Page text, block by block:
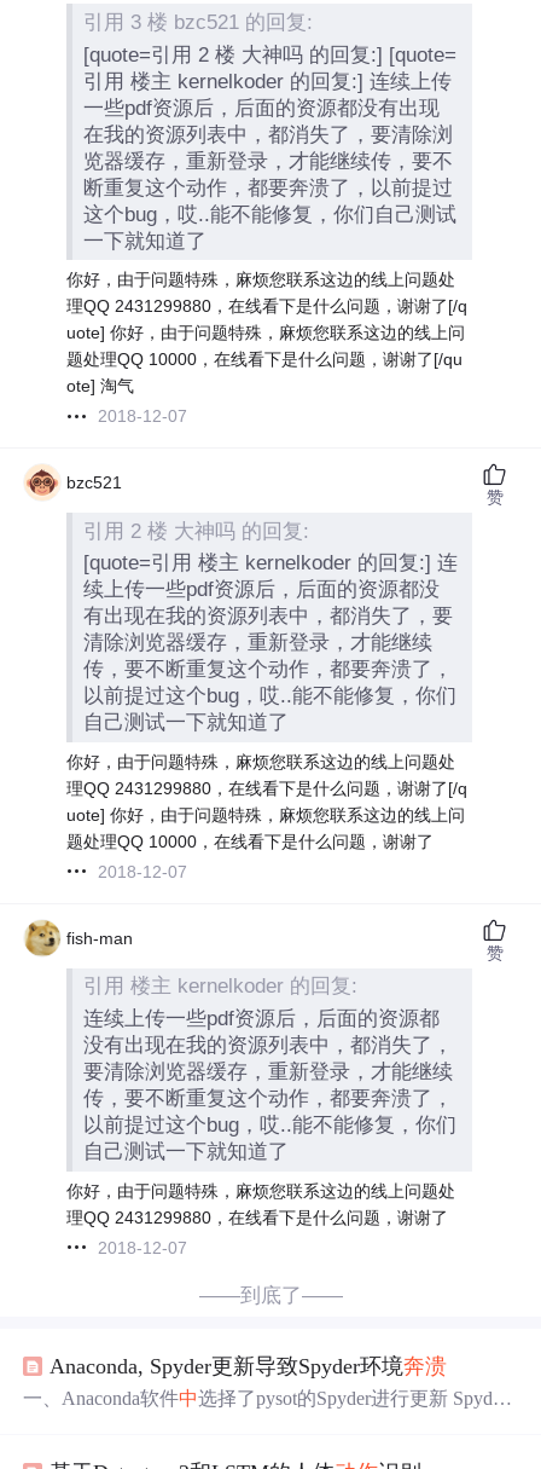
引用 3 楼 bzc521 的回复:
[quote=引用 2 楼 大神吗 的回复:] [quote=
引用 楼主 kernelkoder 的回复:] 连续上传
一些pdf资源后，后面的资源都没有出现
在我的资源列表中，都消失了，要清除浏
览器缓存，重新登录，才能继续传，要不
断重复这个动作，都要奔溃了，以前提过
这个bug，哎..能不能修复，你们自己测试
一下就知道了
你好，由于问题特殊，麻烦您联系这边的线上问题处
理QQ 2431299880，在线看下是什么问题，谢谢了[/q
uote] 你好，由于问题特殊，麻烦您联系这边的线上问
题处理QQ 10000，在线看下是什么问题，谢谢了[/qu
ote] 淘气
2018-12-07
bzc521
引用 2 楼 大神吗 的回复:
[quote=引用 楼主 kernelkoder 的回复:] 连
续上传一些pdf资源后，后面的资源都没
有出现在我的资源列表中，都消失了，要
清除浏览器缓存，重新登录，才能继续
传，要不断重复这个动作，都要奔溃了，
以前提过这个bug，哎..能不能修复，你们
自己测试一下就知道了
你好，由于问题特殊，麻烦您联系这边的线上问题处
理QQ 2431299880，在线看下是什么问题，谢谢了[/q
uote] 你好，由于问题特殊，麻烦您联系这边的线上问
题处理QQ 10000，在线看下是什么问题，谢谢了
2018-12-07
赞
fish-man
引用 楼主 kernelkoder 的回复:
连续上传一些pdf资源后，后面的资源都
没有出现在我的资源列表中，都消失了，
要清除浏览器缓存，重新登录，才能继续
传，要不断重复这个动作，都要奔溃了，
以前提过这个bug，哎..能不能修复，你们
自己测试一下就知道了
你好，由于问题特殊，麻烦您联系这边的线上问题处
理QQ 2431299880，在线看下是什么问题，谢谢了
2018-12-07
赞
——到底了——
Anaconda, Spyder更新导致Spyder环境奔溃
一、Anaconda软件中选择了pysot的Spyder进行更新 Spyder